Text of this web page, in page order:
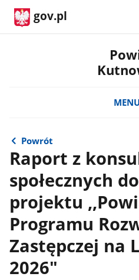
gov.pl
MENU
Powrót
Raport z
społecznych
projektu
Programu
Zastępczej na
2026"